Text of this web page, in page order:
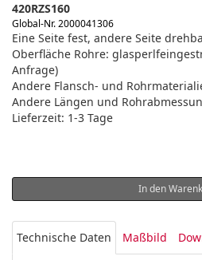
420RZS160
Global-Nr. 2000041306
Eine Seite fest, andere Seite
Oberfläche Rohre:
Anfrage)
Andere Flansch- und
Andere Längen und
Lieferzeit: 1-3 Tage
In den
Technische Daten Maßbild